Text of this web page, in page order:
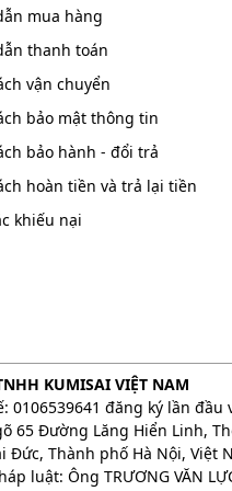
mua hàng
thanh toán
vận chuyển
bảo mật thông tin
bảo hành - đổi trả
hoàn tiền và trả lại tiền
khiếu nại
KUMISAI VIỆT NAM
0106539641 đăng ký lần đầu
65 Đường Lăng Hiển Linh,
Đức, Thành phố Hà Nội, Việt
luật: Ông TRƯƠNG VĂN